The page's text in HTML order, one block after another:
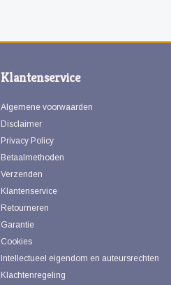
Klantenservice
Algemene voorwaarden
Disclaimer
Privacy Policy
Betaalmethoden
Verzenden
Klantenservice
Retourneren
Garantie
Cookies
Intellectueel eigendom en auteursrechten
Klachtenregeling